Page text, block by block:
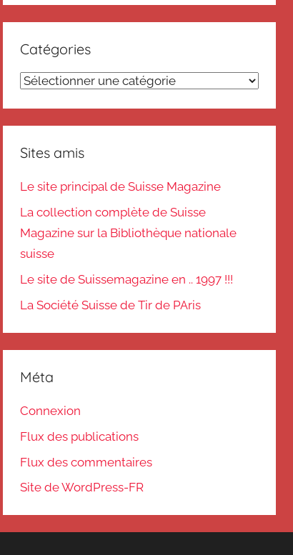
Catégories
Catégories
Sites amis
Le site principal de Suisse Magazine
La collection complète de Suisse
Magazine sur la Bibliothèque nationale
suisse
Le site de Suissemagazine en .. 1997 !!!
La Société Suisse de Tir de PAris
Méta
Connexion
Flux des publications
Flux des commentaires
Site de WordPress-FR